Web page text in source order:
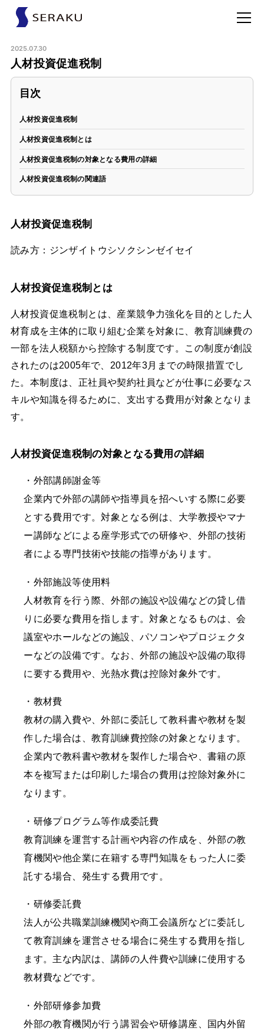
2025.07.30
人材投資促進税制
目次
人材投資促進税制
人材投資促進税制とは
人材投資促進税制の対象となる費用の詳細
人材投資促進税制の関連語
人材投資促進税制
読み方：ジンザイトウシソクシンゼイセイ
人材投資促進税制とは
人材投資促進税制とは、産業競争力強化を目的とした人
材育成を主体的に取り組む企業を対象に、教育訓練費の
一部を法人税額から控除する制度です。この制度が創設
されたのは2005年で、2012年3月までの時限措置でし
た。本制度は、正社員や契約社員などが仕事に必要なス
キルや知識を得るために、支出する費用が対象となりま
す。
人材投資促進税制の対象となる費用の詳細
・外部講師謝金等
企業内で外部の講師や指導員を招へいする際に必要
とする費用です。対象となる例は、大学教授やマナ
ー講師などによる座学形式での研修や、外部の技術
者による専門技術や技能の指導があります。
・外部施設等使用料
人材教育を行う際、外部の施設や設備などの貸し借
りに必要な費用を指します。対象となるものは、会
議室やホールなどの施設、パソコンやプロジェクタ
ーなどの設備です。なお、外部の施設や設備の取得
に要する費用や、光熱水費は控除対象外です。
・教材費
教材の購入費や、外部に委託して教科書や教材を製
作した場合は、教育訓練費控除の対象となります。
企業内で教科書や教材を製作した場合や、書籍の原
本を複写または印刷した場合の費用は控除対象外に
なります。
・研修プログラム等作成委託費
教育訓練を運営する計画や内容の作成を、外部の教
育機関や他企業に在籍する専門知識をもった人に委
託する場合、発生する費用です。
・研修委託費
法人が公共職業訓練機関や商工会議所などに委託し
て教育訓練を運営させる場合に発生する費用を指し
ます。主な内訳は、講師の人件費や訓練に使用する
教材費などです。
・外部研修参加費
外部の教育機関が行う講習会や研修講座、国内外留